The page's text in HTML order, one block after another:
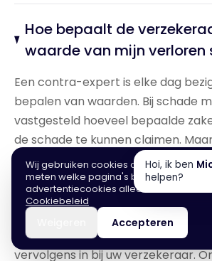
Hoe bepaalt de
waarde van mijn verloren
Een contra-expert is elke dag
bepalen van waarden. Bij schade
vastgesteld hoeveel bepaalde
de schade te kunnen claimen.
verzekeraar de waarde van
Allereerst is het de bedoeling dat u
met de spullen die beschadigd zijn.
verzekeraar een inventarislijst
helpen met het opstellen van de
vervolgens in bij uw verzekeraar.
Hoi, ik ben
helpen?
4,9
Wij gebruiken cookies om de website te
meten welke pagina's bezoekers
advertentiecookies alleen met uw
Cookiebeleid
Accepteren